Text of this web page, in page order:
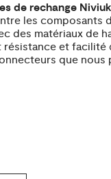
de rechange Niviuk
les composants
des matériaux de
et facilité
que nous